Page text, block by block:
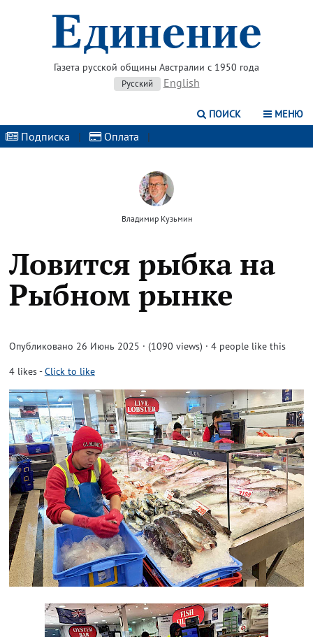
Газета русской общины Австралии с 1950 года
Русский English
ПОИСК МЕНЮ
Подписка | Оплата |
Владимир Кузьмин
Ловится рыбка на
Рыбном рынке
Опубликовано 26 Июнь 2025 · (1090 views) · 4 people like this
4likes-Click to like